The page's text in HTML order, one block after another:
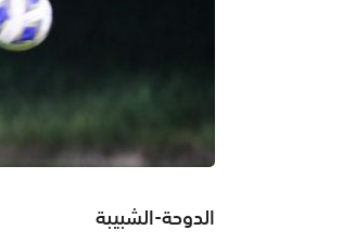
الدوحة-الشبيبة